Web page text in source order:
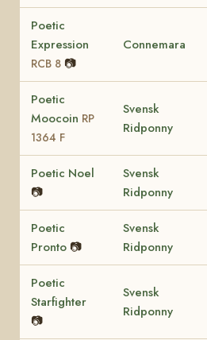
Poetic
Expression
RCB 8 📷
Connemara
Poetic
Moocoin RP
1364 F
Svensk
Ridponny
Poetic Noel
📷
Svensk
Ridponny
Poetic
Pronto 📷
Svensk
Ridponny
Poetic
Starfighter
📷
Svensk
Ridponny